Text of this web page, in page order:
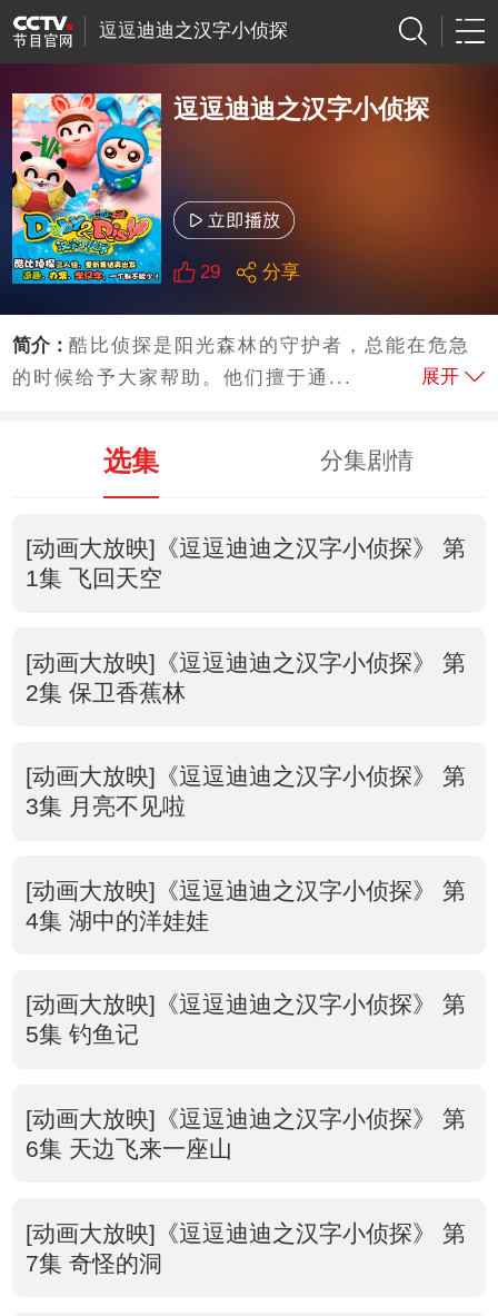
逗逗迪迪之汉字小侦探
逗逗迪迪之汉字小侦探
29 分享
简介：酷比侦探是阳光森林的守护者，总能在危急
的时候给予大家帮助。他们擅于通...
展开
选集 分集剧情
[动画大放映]《逗逗迪迪之汉字小侦探》 第
1集 飞回天空
[动画大放映]《逗逗迪迪之汉字小侦探》 第
2集 保卫香蕉林
[动画大放映]《逗逗迪迪之汉字小侦探》 第
3集 月亮不见啦
[动画大放映]《逗逗迪迪之汉字小侦探》 第
4集 湖中的洋娃娃
[动画大放映]《逗逗迪迪之汉字小侦探》 第
5集 钓鱼记
[动画大放映]《逗逗迪迪之汉字小侦探》 第
6集 天边飞来一座山
[动画大放映]《逗逗迪迪之汉字小侦探》 第
7集 奇怪的洞